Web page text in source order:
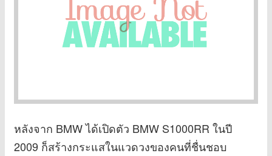
หลังจาก BMW ได้เปิดตัว BMW S1000RR ในปี
2009 ก็สร้างกระแสในแวดวงของคนที่ชื่นชอบ